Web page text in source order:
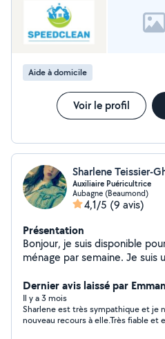
partir de 13,75 / heure selon éligibilité au dispositif
d'avance immédiate.
demande. Je suis sérieuse, ponctuelle et attentive au
responsabilité civile professionnelle.
Aubagne et alentours, en
Déclaration à l'URSSAF.
Aide à domicile
Voir le profil
Sharlene Teissier-
Auxiliaire Puéricultrice
Aubagne (Beaumond)
4,1/5 (9 avis)
Présentation
Bonjour, je suis disponible
ménage par semaine. Je suis
Dernier avis laissé par
Il y a 3 mois
Sharlene est très sympathique et je
nouveau recours à elle.Très fiable et